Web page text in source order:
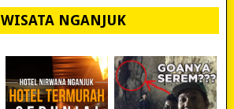
WISATA NGANJUK